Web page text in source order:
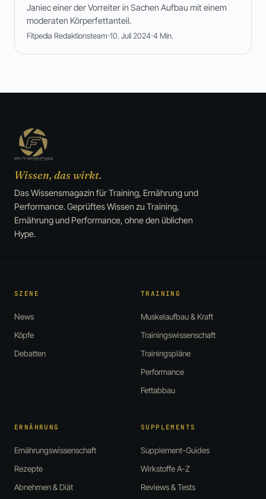
Janiec einer der Vorreiter in Sachen Aufbau mit einem
moderaten Körperfettanteil.
Fitpedia Redaktionsteam 10. Juli 2024 4 Min.
Wissen, das wirkt.
Das Wissensmagazin für Training, Ernährung und
Performance. Geprüftes Wissen zu Training,
Ernährung und Performance, ohne den üblichen
Hype.
SZENE
News
Köpfe
Debatten
TRAINING
Muskelaufbau & Kraft
Trainingswissenschaft
Trainingspläne
Performance
Fettabbau
ERNÄHRUNG
Ernährungswissenschaft
Rezepte
Abnehmen & Diät
SUPPLEMENTS
Supplement-Guides
Wirkstoffe A-Z
Reviews & Tests